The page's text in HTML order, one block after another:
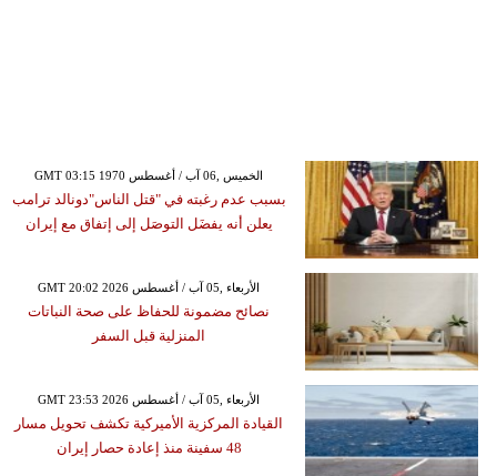
GMT 03:15 1970 الخميس ,06 آب / أغسطس
بسبب عدم رغبته في "قتل الناس"دونالد ترامب
يعلن أنه يفضَل التوصَل إلى إتفاق مع إيران
GMT 20:02 2026 الأربعاء ,05 آب / أغسطس
نصائح مضمونة للحفاظ على صحة النباتات
المنزلية قبل السفر
GMT 23:53 2026 الأربعاء ,05 آب / أغسطس
القيادة المركزية الأميركية تكشف تحويل مسار
48 سفينة منذ إعادة حصار إيران